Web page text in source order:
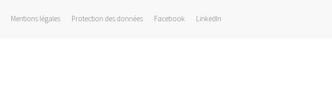
Mentions légales Protection des données Facebook LinkedIn